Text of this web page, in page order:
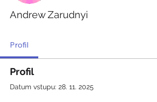
Andrew Zarudnyi
Profil
Profil
Datum vstupu: 28. 11. 2025